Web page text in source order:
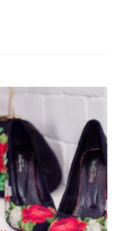
виріб у
вибране